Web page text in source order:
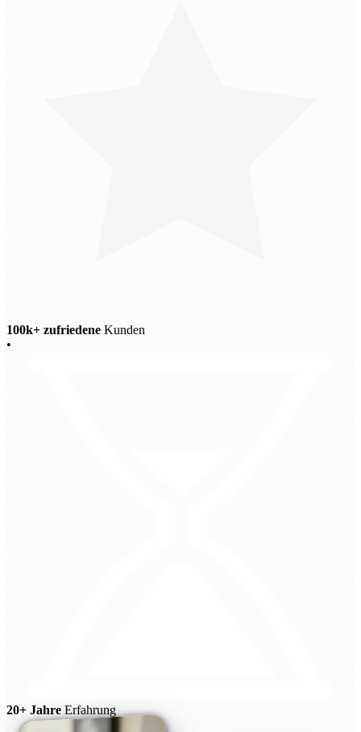
100k+ zufriedene Kunden
•
20+ Jahre Erfahrung